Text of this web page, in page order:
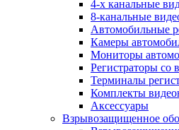
4-х канальные
8-канальные
Автомобильные
Камеры
Мониторы
Регистраторы со
Терминалы
Комплекты
Аксессуары
Взрывозащищенное